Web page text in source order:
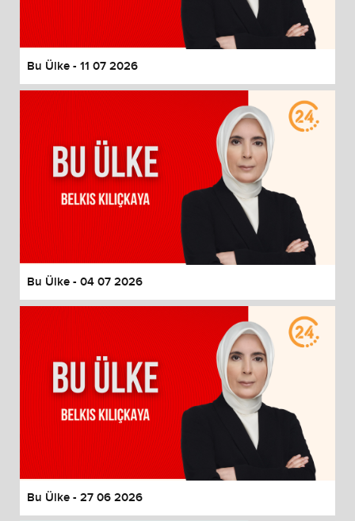
Bu Ülke - 11 07 2026
Bu Ülke - 04 07 2026
Bu Ülke - 27 06 2026